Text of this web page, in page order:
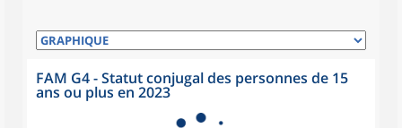
FAM G4 - Statut conjugal des personnes de 15
ans ou plus en 2023